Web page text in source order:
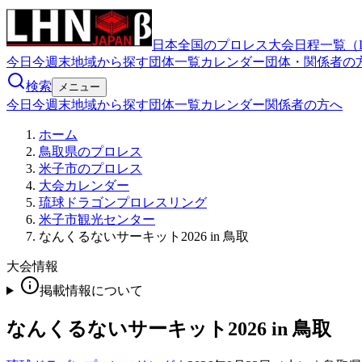
日本全国のプロレス大会日程一覧（
今日 今週末地域から探す団体一覧カレンダー団体・関係者の
検索
メニュー
今日 今週末地域から探す団体一覧カレンダー関係者の方へ
ホーム
鳥取県のプロレス
米子市のプロレス
大会カレンダー
琉球ドラゴンプロレスリング
米子市観光センター
なんくるないサーキット2026 in 鳥取
大会情報
掲載情報について
なんくるないサーキット2026 in 鳥取